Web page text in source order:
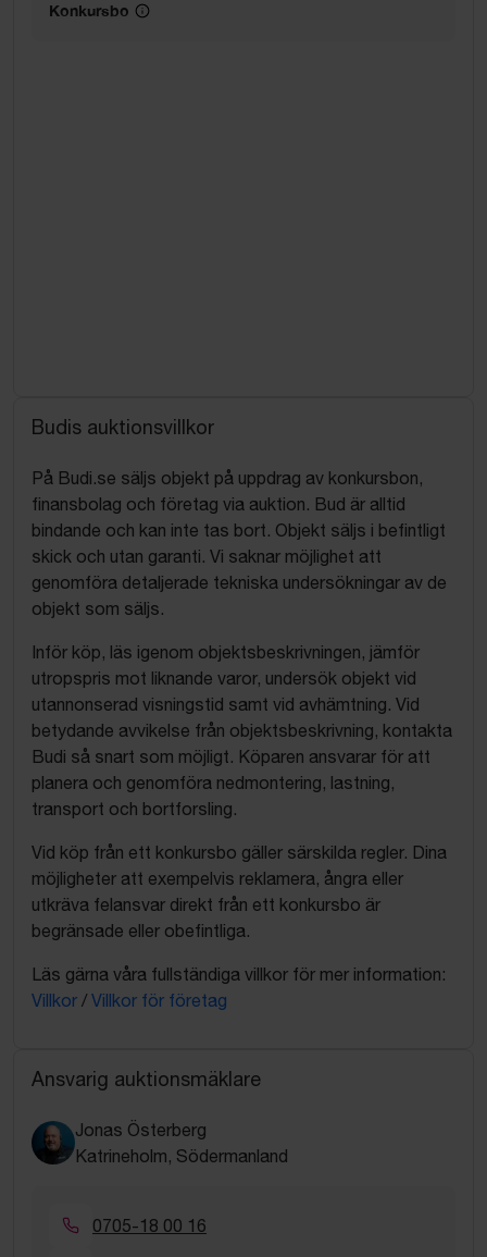
Konkursbo
Budis auktionsvillkor
På Budi.se säljs objekt på uppdrag av konkursbon,
finansbolag och företag via auktion. Bud är alltid
bindande och kan inte tas bort. Objekt säljs i befintligt
skick och utan garanti. Vi saknar möjlighet att
genomföra detaljerade tekniska undersökningar av de
objekt som säljs.
Inför köp, läs igenom objektsbeskrivningen, jämför
utropspris mot liknande varor, undersök objekt vid
utannonserad visningstid samt vid avhämtning. Vid
betydande avvikelse från objektsbeskrivning, kontakta
Budi så snart som möjligt. Köparen ansvarar för att
planera och genomföra nedmontering, lastning,
transport och bortforsling.
Vid köp från ett konkursbo gäller särskilda regler. Dina
möjligheter att exempelvis reklamera, ångra eller
utkräva felansvar direkt från ett konkursbo är
begränsade eller obefintliga.
Läs gärna våra fullständiga villkor för mer information:
Villkor / Villkor för företag
Ansvarig auktionsmäklare
Jonas Österberg
Katrineholm, Södermanland
0705-18 00 16